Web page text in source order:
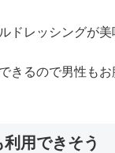
ドレッシングが美
きるので男性も
用できそう